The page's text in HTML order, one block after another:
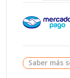
Saber más